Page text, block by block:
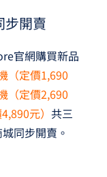
步開賣
官網購買新品
（定價1,690
（定價2,690
元） 共三
同步開賣。